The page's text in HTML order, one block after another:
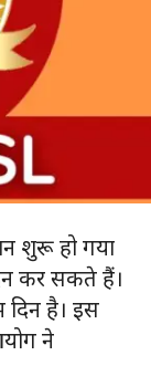
शुरू हो गया
कर सकते हैं।
है। इस
ने